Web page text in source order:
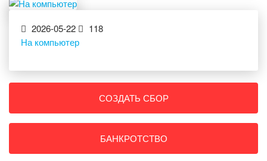
2026-05-22
118
На компьютер
СОЗДАТЬ СБОР
БАНКРОТСТВО